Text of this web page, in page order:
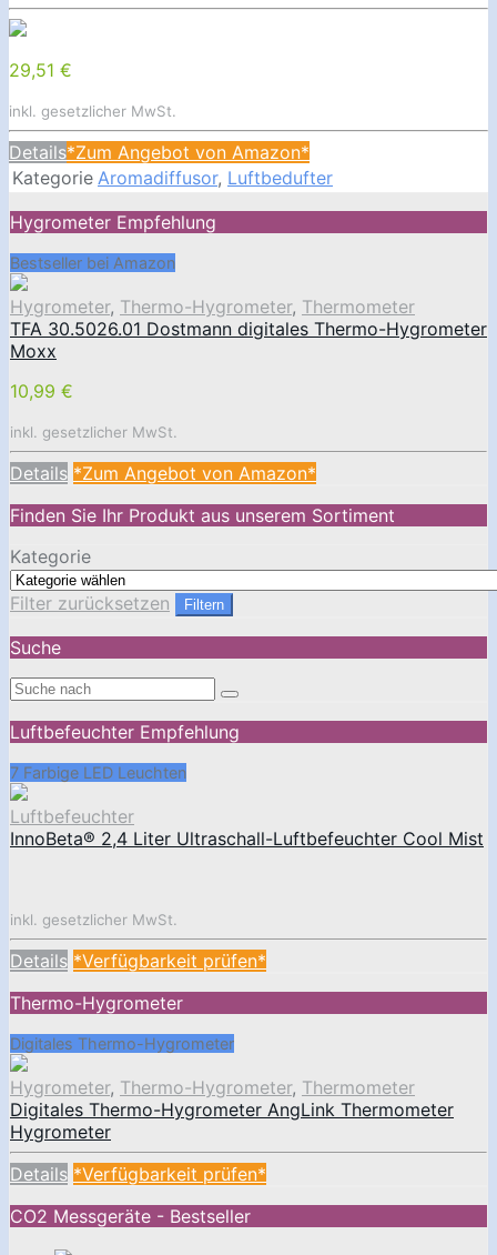
29,51 €
inkl. gesetzlicher MwSt.
Details*Zum Angebot von Amazon*
Kategorie Aromadiffusor, Luftbedufter
Hygrometer Empfehlung
Bestseller bei Amazon
Hygrometer, Thermo-Hygrometer, Thermometer
TFA 30.5026.01 Dostmann digitales Thermo-Hygrometer
Moxx
10,99 €
inkl. gesetzlicher MwSt.
Details *Zum Angebot von Amazon*
Finden Sie Ihr Produkt aus unserem Sortiment
Kategorie
Filter zurücksetzen Filtern
Suche
Luftbefeuchter Empfehlung
7 Farbige LED Leuchten
Luftbefeuchter
InnoBeta® 2,4 Liter Ultraschall-Luftbefeuchter Cool Mist
inkl. gesetzlicher MwSt.
Details *Verfügbarkeit prüfen*
Thermo-Hygrometer
Digitales Thermo-Hygrometer
Hygrometer, Thermo-Hygrometer, Thermometer
Digitales Thermo-Hygrometer AngLink Thermometer
Hygrometer
Details *Verfügbarkeit prüfen*
CO2 Messgeräte - Bestseller